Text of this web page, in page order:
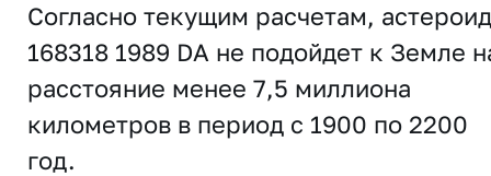
Согласно текущим расчетам, астероид
168318 1989 DA не подойдет к Земле
расстояние менее 7,5 миллиона
километров в период с 1900 по 2200
год.